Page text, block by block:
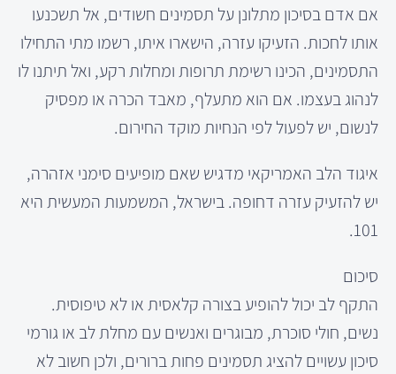
אם אדם בסיכון מתלונן על תסמינים חשודים, אל תשכנעו
אותו לחכות. הזעיקו עזרה, הישארו איתו, רשמו מתי התחילו
התסמינים, הכינו רשימת תרופות ומחלות רקע, ואל תיתנו לו
לנהוג בעצמו. אם הוא מתעלף, מאבד הכרה או מפסיק
לנשום, יש לפעול לפי הנחיות מוקד החירום.
איגוד הלב האמריקאי מדגיש שאם מופיעים סימני אזהרה,
יש להזעיק עזרה דחופה. בישראל, המשמעות המעשית היא
101.
סיכום
התקף לב יכול להופיע בצורה קלאסית או לא טיפוסית.
נשים, חולי סוכרת, מבוגרים ואנשים עם מחלת לב או גורמי
סיכון עשויים להציג תסמינים פחות ברורים, ולכן חשוב לא